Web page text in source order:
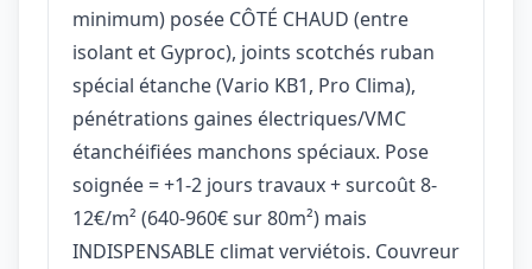
minimum) posée CÔTÉ CHAUD (entre
isolant et Gyproc), joints scotchés ruban
spécial étanche (Vario KB1, Pro Clima),
pénétrations gaines électriques/VMC
étanchéifiées manchons spéciaux. Pose
soignée = +1-2 jours travaux + surcoût 8-
12€/m² (640-960€ sur 80m²) mais
INDISPENSABLE climat verviétois. Couvreur